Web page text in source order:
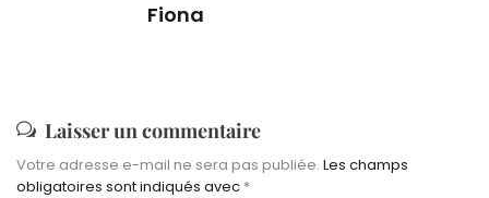
Fiona
Laisser un commentaire
Votre adresse e-mail ne sera pas publiée. Les champs
obligatoires sont indiqués avec *